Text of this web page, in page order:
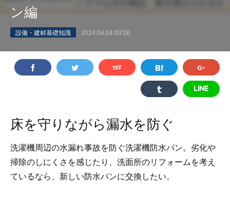
ン編
設備・建材基礎知識 2024.04.04 03:00
床を守りながら漏水を防ぐ
洗濯機周辺の水漏れ事故を防ぐ洗濯機防水パン。劣化や
掃除のしにくさを感じたり、洗面所のリフォームを考え
ているなら、新しい防水パンに交換したい。